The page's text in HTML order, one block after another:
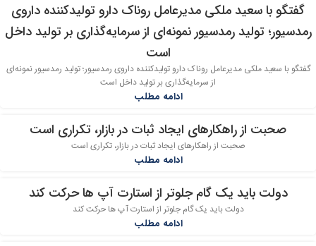
19
مرداد
گفتگو با سعید ملکی مدیرعامل روناک دارو تولیدکننده داروی
رمدسیور؛ تولید رمدسیور نمونه‌ای از سرمایه‌گذاری بر تولید داخل
است
گفتگو با سعید ملکی مدیرعامل روناک دارو تولیدکننده داروی رمدسیور؛ تولید رمدسیور نمونه‌ای
از سرمایه‌گذاری بر تولید داخل است
ادامه مطلب
صحبت از راهکارهای ایجاد ثبات در بازار، تکراری است
صحبت از راهکارهای ایجاد ثبات در بازار، تکراری است
ادامه مطلب
دولت باید یک گام جلوتر از استارت آپ ها حرکت کند
دولت باید یک گام جلوتر از استارت آپ ها حرکت کند
ادامه مطلب